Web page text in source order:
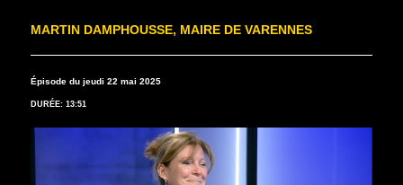
MARTIN DAMPHOUSSE, MAIRE DE VARENNES
Épisode du jeudi 22 mai 2025
DURÉE: 13:51